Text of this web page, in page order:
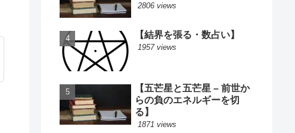
2806 views
【結界を張る・数占い】
1957 views
【五芒星と五芒星 – 前世か
らの負のエネルギーを切
る】
1871 views